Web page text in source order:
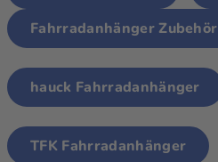
Fahrradanhänger Zubehör
hauck Fahrradanhänger
TFK Fahrradanhänger